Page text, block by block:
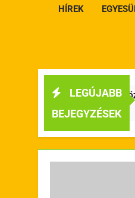
HÍREK
LEGÚJABB
BEJEGYZÉSEK
Vidékfejlesztési